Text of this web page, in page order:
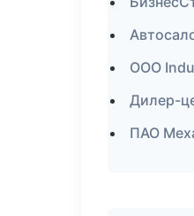
ООО
Дилер-
ПАО